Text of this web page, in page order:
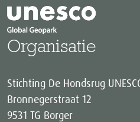
Organisatie
Stichting De Hondsrug
Bronnegerstraat 12
9531 TG Borger